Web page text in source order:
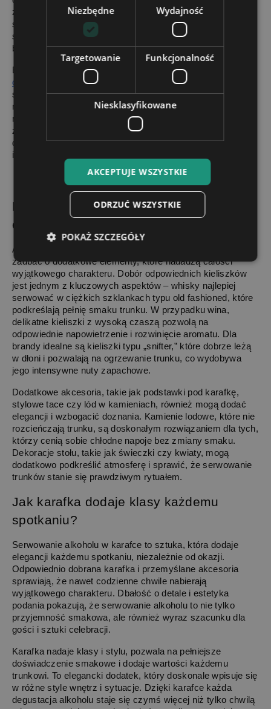
zyskują na smaku, gdy mają szansę pooddychać w
szerokiej karafce przed podaniem. Proces ten wydobywa
subtelne aromaty, które są trudne do zauważenia przy
bezpośrednim nalaniu z butelki.
dekoracyjnych karafkach
, które podkreślają intensywny
smak i zapach tych trunków. Dla osób, które preferują
mocniejsze napoje lub koktajle, karafka może posłużyć
również do podania ciekawych mieszanek – warto wtedy
zadbać o to, by trunek był schłodzony lub serwowany z
dodatkiem kamieni lodowych, aby zachować jego świeżość
i temperaturę przez dłuższy czas.
Dodatkowe elementy podkreślające
elegancję podania
Aby w pełni docenić serwowanie alkoholu w karafce, warto
zadbać o dodatkowe elementy, które nadadzą całości
wyjątkowego charakteru. Dobór odpowiednich kieliszków
jest jednym z kluczowych aspektów – whisky najlepiej
serwować w ciężkich szklankach typu old fashioned, które
podkreślają pełnię smaku trunku. W przypadku wina,
delikatne kieliszki z wysoką czaszą pozwolą na
odpowiednie napowietrzenie i rozwinięcie aromatu. Dla
brandy idealne są kieliszki typu „snifter,” które dobrze leżą
w dłoni i pozwalają na ogrzewanie trunku, co wydobywa
jego intensywne nuty zapachowe.
Dodatkowe akcesoria, takie jak podstawki pod karafkę,
stylowe tace czy lód w kamieniach, również mogą dodać
elegancji i wzbogacić doznania. Kamienie lodowe, które nie
rozcieńczają trunku, są doskonałym rozwiązaniem dla tych,
którzy cenią sobie chłodne napoje bez zmiany smaku.
Dekoracje stołu, takie jak świeczki czy kwiaty, mogą
dodatkowo podkreślić atmosferę i sprawić, że serwowanie
trunków stanie się prawdziwym rytuałem.
Jak karafka dodaje klasy każdemu
spotkaniu?
Serwowanie alkoholu w karafce to sztuka, która dodaje
elegancji każdemu spotkaniu, niezależnie od okazji.
Odpowiednio dobrana karafka i przemyślane akcesoria
sprawiają, że nawet codzienne chwile nabierają
wyjątkowego charakteru. Dbałość o detale i estetyka
podania pokazują, że serwowanie alkoholu to nie tylko
przyjemność smakowa, ale również wyraz szacunku dla
gości i sztuki celebracji.
Karafka nadaje klasy i stylu, pozwala na pełniejsze
doświadczenie smakowe i dodaje wartości każdemu
trunkowi. To elegancki dodatek, który doskonale wpisuje się
w różne style wnętrz i sytuacje. Dzięki karafce każda
degustacja alkoholu staje się czymś więcej niż tylko chwilą
Niezbędne Wydajność
Targetowanie Funkcjonalność
Niesklasyfikowane
AKCEPTUJE WSZYSTKIE
ODRZUĆ WSZYSTKIE
POKAŻ SZCZEGÓŁY